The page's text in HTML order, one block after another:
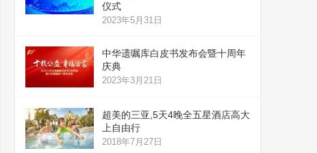
仪式
2023年5月31日
中华遗嘱库白皮书发布会暨十周年
庆典
2023年3月21日
超美的三亚,5天4晚全五星酒店高大
上自由行
2018年7月27日